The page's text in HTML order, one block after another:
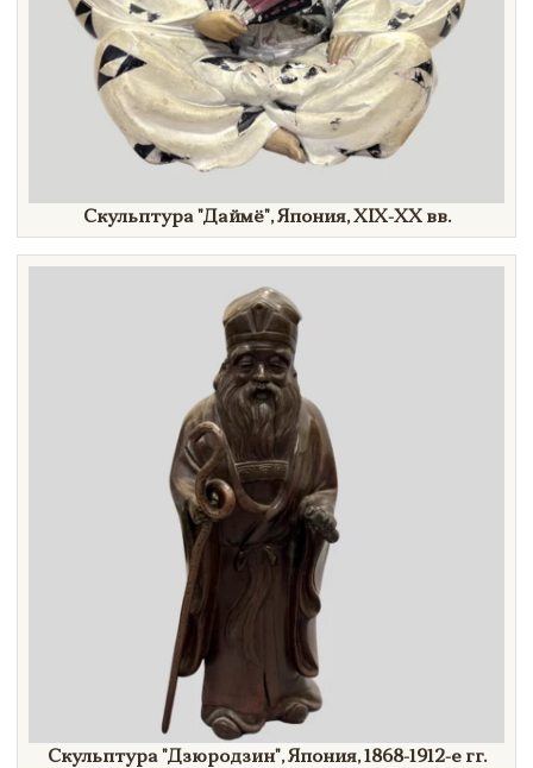
Скульптура"Даймё",Япония, XIX-XX вв.
Скульптура"Дзюродзин",Япония,1868-1912-е гг.